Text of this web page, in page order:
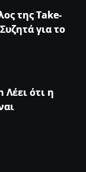
της Take-
για το
ότι η